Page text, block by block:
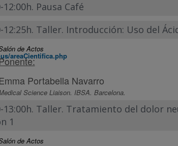
areaCientifica.php
12:00h. Pausa Café
12:25h. Taller. Introducción: Uso del
de Actos
Portabella Navarro
Science Liaison. IBSA. Barcelona.
13:00h. Taller. Tratamiento del dolor
1
de Actos